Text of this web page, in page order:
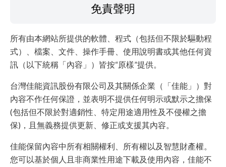
免責聲明
所有由本網站所提供的軟體、程式（包括但不限於驅動程
式）、檔案、文件、操作手冊、使用說明書或其他任何資
訊（以下統稱「內容」）皆按“原樣”提供。
台灣佳能資訊股份有限公司及其關係企業（「佳能」）對
內容不作任何保證，並表明不提供任何明示或默示之擔保
(包括但不限於對適銷性、特定用途適用性及不侵權之擔
保)，且無義務提供更新、修正或支援其內容。
佳能保留內容中所有相關權利、所有權以及智慧財產權。
您可以基於個人且非商業性用途下載及使用內容，佳能不